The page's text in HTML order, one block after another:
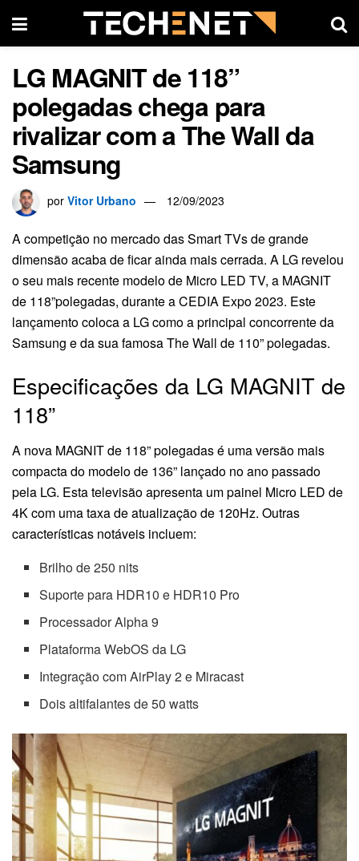
LG MAGNIT de 118”
polegadas chega para
rivalizar com a The Wall da
Samsung
por Vitor Urbano 12/09/2023
A competição no mercado das Smart TVs de grande
dimensão acaba de ficar ainda mais cerrada. A LG revelou
o seu mais recente modelo de Micro LED TV, a MAGNIT
de 118”polegadas, durante a CEDIA Expo 2023. Este
lançamento coloca a LG como a principal concorrente da
Samsung e da sua famosa The Wall de 110” polegadas.
Especificações da LG MAGNIT de
118”
A nova MAGNIT de 118” polegadas é uma versão mais
compacta do modelo de 136” lançado no ano passado
pela LG. Esta televisão apresenta um painel Micro LED de
4K com uma taxa de atualização de 120Hz. Outras
características notáveis incluem:
Brilho de 250 nits
Suporte para HDR10 e HDR10 Pro
Processador Alpha 9
Plataforma WebOS da LG
Integração com AirPlay 2 e Miracast
Dois altifalantes de 50 watts